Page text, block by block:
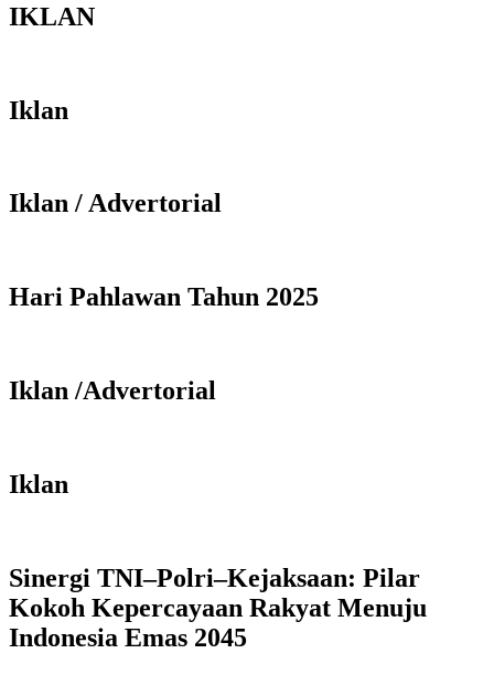
IKLAN
Iklan
Iklan / Advertorial
Hari Pahlawan Tahun 2025
Iklan /Advertorial
Iklan
Sinergi TNI–Polri–Kejaksaan: Pilar
Kokoh Kepercayaan Rakyat Menuju
Indonesia Emas 2045